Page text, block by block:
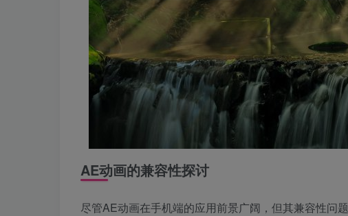
AE动画的兼容性探讨
尽管AE动画在手机端的应用前景广阔，但其兼容性问